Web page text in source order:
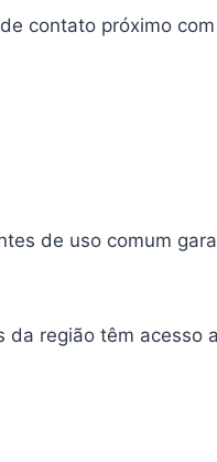
contato próximo
de uso comum
região têm acesso